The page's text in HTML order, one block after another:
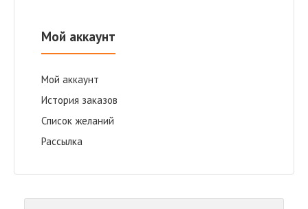
Мой аккаунт
Мой аккаунт
История заказов
Список желаний
Рассылка